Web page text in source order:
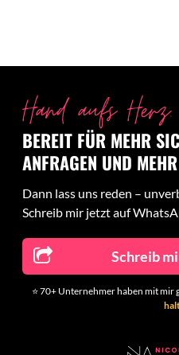
Hand aufs Herz.
BEREIT FÜR MEHR
ANFRAGEN UND
Dann lass uns reden –
Schreib mir jetzt auf
Schreib
⭐ 70+ Unternehmer haben mit mir